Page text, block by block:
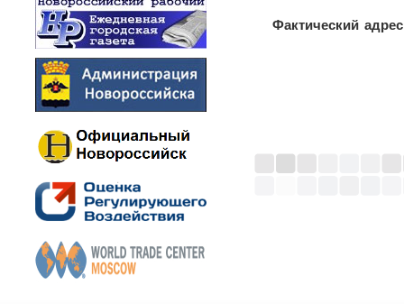
Фактический